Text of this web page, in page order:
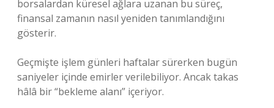
borsalardan küresel ağlara uzanan bu süreç,
finansal zamanın nasıl yeniden tanımlandığını
gösterir.
Geçmişte işlem günleri haftalar sürerken bugün
saniyeler içinde emirler verilebiliyor. Ancak takas
hâlâ bir “bekleme alanı” içeriyor.